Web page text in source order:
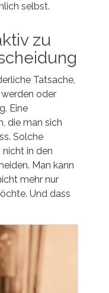
selbst.
zu
Tatsache,
oder
Eine
die man sich
Solche
in den
Man kann
mehr nur
Und dass